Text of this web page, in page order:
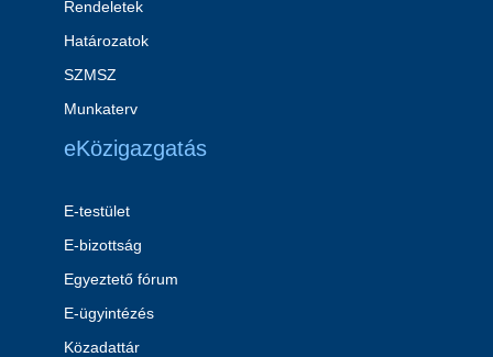
Rendeletek
Határozatok
SZMSZ
Munkaterv
eKözigazgatás
E-testület
E-bizottság
Egyeztető fórum
E-ügyintézés
Közadattár